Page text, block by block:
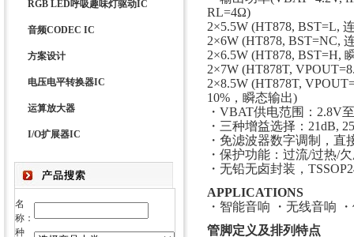
RGB LED呼吸趣味灯驱动IC
音频CODEC IC
方案设计
电压电平转换器IC
运算放大器
I/O扩展器IC
名
称：
种
RL=4Ω)
2×5.5W (HT878, BST=L,
2×6W (HT878, BST=NC,
2×6.5W (HT878, BST=H,
2×7W (HT878T,
2×8.5W (HT878T,
10%，瞬态输出)
・VBAT供电范围：2.8V
・三种增益选择：21dB,
・免滤波器数字调制，直
・保护功能：过流/过热/
・无铅无卤封装，
APPLICATIONS
・智能音响 ・无线音响
管脚定义及排列特点